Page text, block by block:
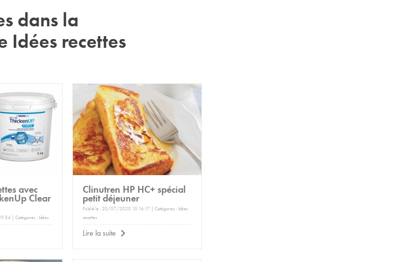
dans la
Idées recettes
avec
Clear
| Catégories : Idées
Clinutren HP HC+ spécial
petit déjeuner
Publié le : 20/07/2020 10:16:17 | Catégories : Idées
recettes
Lire la suite